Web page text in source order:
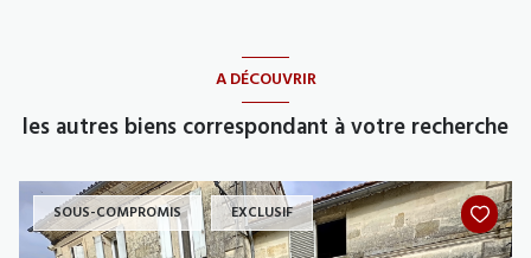
A DÉCOUVRIR
les autres biens correspondant à votre recherche
SOUS-COMPROMIS EXCLUSIF